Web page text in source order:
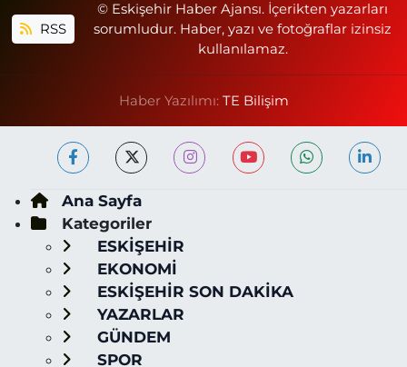
RSS
© Eskişehir Haber Ajansı. İçerikten yazarları
sorumludur. Haber, yazı ve fotoğraflar izinsiz
kullanılamaz.
Haber Yazılımı: TE Bilişim
Ana Sayfa
Kategoriler
ESKİŞEHİR
EKONOMİ
ESKİŞEHİR SON DAKİKA
YAZARLAR
GÜNDEM
SPOR